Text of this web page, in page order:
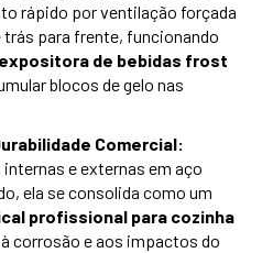
rápido por ventilação forçada
trás para frente, funcionando
de bebidas frost
blocos de gelo nas
Comercial:
e externas em aço
ela se consolida como um
profissional para cozinha
corrosão e aos impactos do